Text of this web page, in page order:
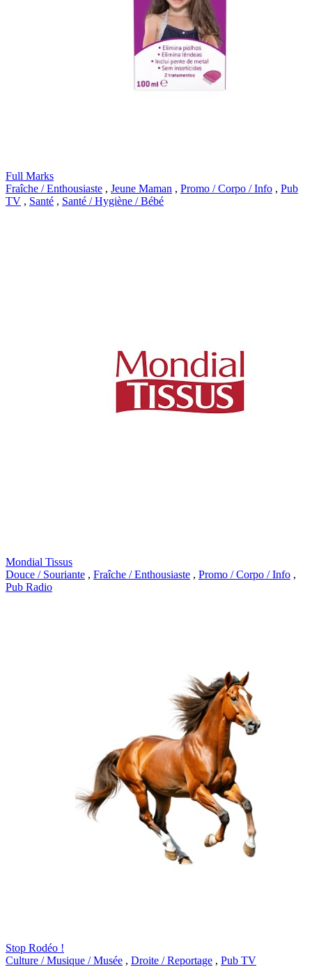
Full Marks
Fraîche / Enthousiaste , Jeune Maman , Promo / Corpo / Info , Pub
TV , Santé , Santé / Hygiène / Bébé
Mondial Tissus
Douce / Souriante , Fraîche / Enthousiaste , Promo / Corpo / Info ,
Pub Radio
Stop Rodéo !
Culture / Musique / Musée , Droite / Reportage , Pub TV